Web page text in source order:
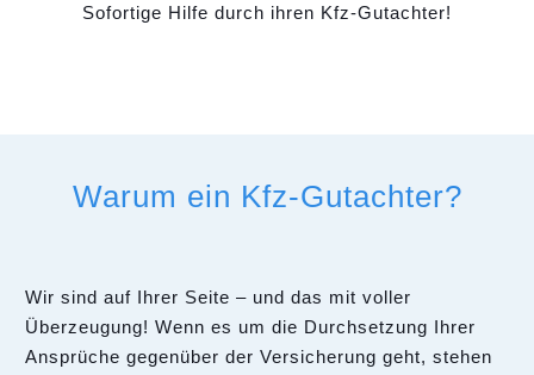
Sofortige Hilfe durch ihren Kfz-Gutachter!
Warum ein Kfz-Gutachter?
Wir sind auf Ihrer Seite – und das mit voller
Überzeugung! Wenn es um die Durchsetzung Ihrer
Ansprüche gegenüber der Versicherung geht, stehen